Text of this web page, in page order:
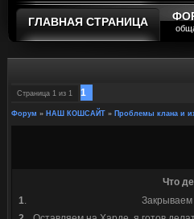
ГЛАВНАЯ СТРАНИЦА
Страница 1 из 1 1
Форум » НАШ КОШСАЙТ » Проблемы клана и
Что
1. Закрываем